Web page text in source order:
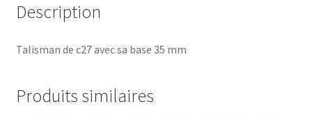
Description
Talisman de c27 avec sa base 35 mm
Produits similaires